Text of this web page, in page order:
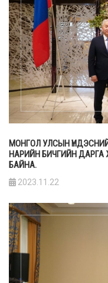
МОНГОЛ УЛСЫН
НАРИЙН БИЧГИЙН
БАЙНА.
2023.11.22